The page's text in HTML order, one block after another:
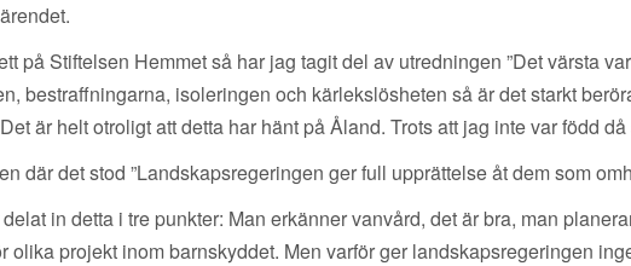
på Stiftelsen Hemmet så har jag tagit del av utredningen ”Det värsta
bestraffningarna, isoleringen och kärlekslösheten så är det starkt
är helt otroligt att detta har hänt på Åland. Trots att jag inte var född
där det stod ”Landskapsregeringen ger full upprättelse åt dem som
in detta i tre punkter: Man erkänner vanvård, det är bra, man
olika projekt inom barnskyddet. Men varför ger landskapsregeringen